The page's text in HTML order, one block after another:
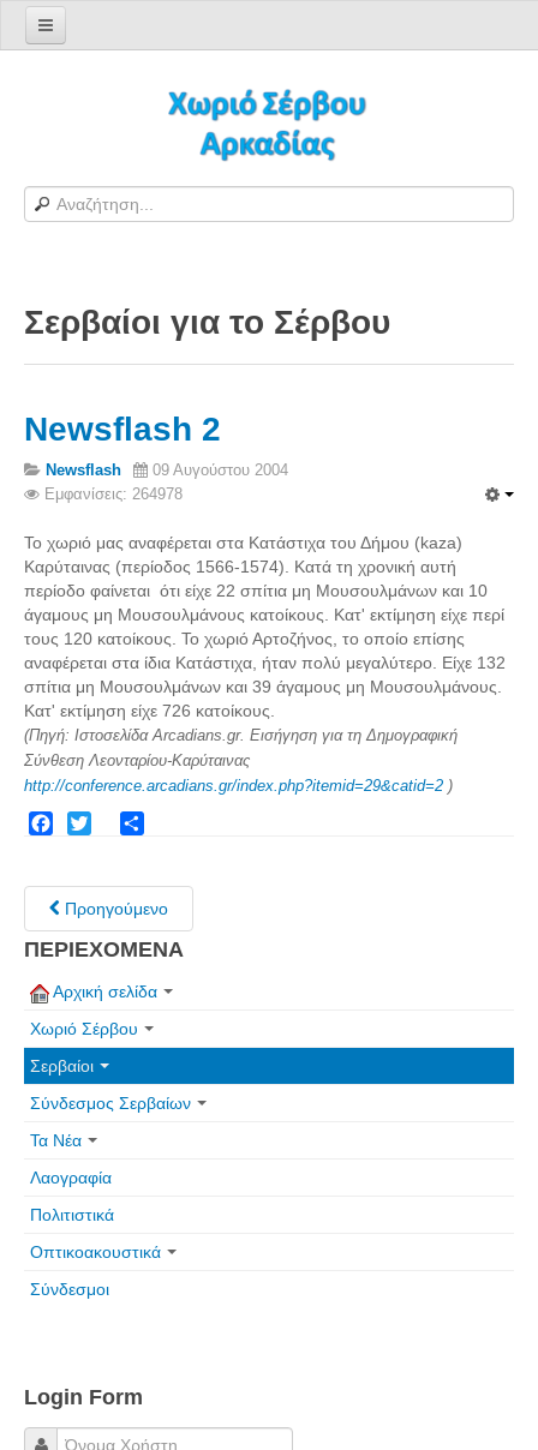
Φόρμα εγγραφής χρήστη
H Ιστοσελίδα μας
Αράπηδες
Σέρβου - Δορυφορική Google
Σέρβου και Δήμος Γορτυνίας
Σερβαίοι
Σερβαίοι Συγγραφείς/Λογoτέχνες
Σερβαίοι Καλλιτέχνες
Γραφή Πατριωτών/Συνεργατών
Σερβαίοι Αγωνιστές/Πεσόντες
Σερβαίοι για το Σέρβου
Σύνδεσμος Σερβαίων
Εφημερίδα Αρτοζήνος
Ηλεκτρονική έκδοση Αρτοζήνου
Ανακοινώσεις
Η ιστοσελίδα μας
Επικοινωνία
Τα Νέα
Σερβαίοι για το Σέρβου
Newsflash 2
Newsflash
09 Αυγούστου 2004
Εμφανίσεις: 264978
Το χωριό μας αναφέρεται στα Κατάστιχα του Δήμου (kaza)
Καρύταινας (περίοδος 1566-1574). Κατά τη χρονική αυτή
περίοδο φαίνεται ότι είχε 22 σπίτια μη Μουσουλμάνων και 10
άγαμους μη Μουσουλμάνους κατοίκους. Κατ' εκτίμηση είχε περί
τους 120 κατοίκους. Το χωριό Αρτοζήνος, το οποίο επίσης
αναφέρεται στα ίδια Κατάστιχα, ήταν πολύ μεγαλύτερο. Είχε 132
σπίτια μη Μουσουλμάνων και 39 άγαμους μη Μουσουλμάνους.
Κατ' εκτίμηση είχε 726 κατοίκους.
(Πηγή: Ιστοσελίδα Arcadians.gr. Εισήγηση για τη Δημογραφική
Σύνθεση Λεονταρίου-Καρύταινας
http://conference.arcadians.gr/index.php?itemid=29&catid=2 )
Προηγούμενο
ΠΕΡΙΕΧΟΜΕΝΑ
Αρχική σελίδα
Χωριό Σέρβου
Σερβαίοι
Σύνδεσμος Σερβαίων
Τα Νέα
Λαογραφία
Πολιτιστικά
Οπτικοακουστικά
Σύνδεσμοι
Login Form